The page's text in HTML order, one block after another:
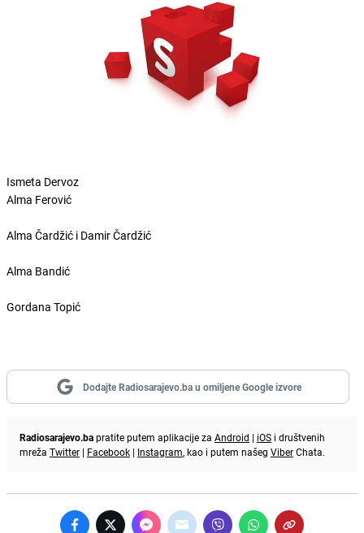
Ismeta Dervoz
Alma Ferović
Alma Čardžić i Damir Čardžić
Alma Bandić
Gordana Topić
Dodajte Radiosarajevo.ba u omiljene Google izvore
Radiosarajevo.bapratite putem aplikacije za Android | iOS i društvenih
mreža Twitter | Facebook | Instagram, kao i putem našeg ViberChata.